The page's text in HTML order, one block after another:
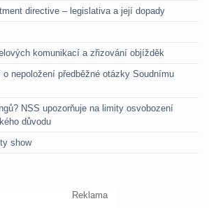
directive – legislativa a její dopady
komunikací a zřizování objížděk
nepoložení předběžné otázky Soudnímu
NSS upozorňuje na limity osvobození
důvodu
show